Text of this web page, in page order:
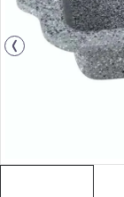
Sport és
Gyermekeknek